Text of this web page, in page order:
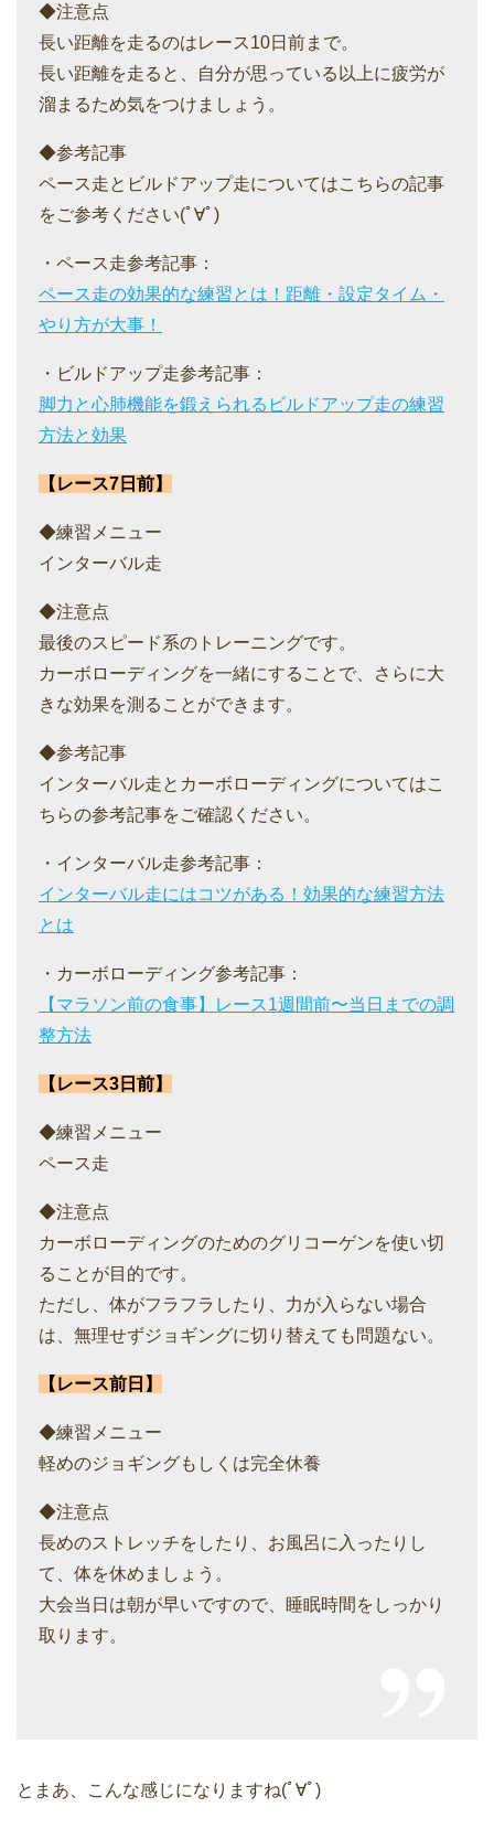
◆注意点
長い距離を走るのはレース10日前まで。
長い距離を走ると、自分が思っている以上に疲労が
溜まるため気をつけましょう。
◆参考記事
ペース走とビルドアップ走についてはこちらの記事
をご参考ください(ﾟ∀ﾟ)
・ペース走参考記事：
ペース走の効果的な練習とは！距離・設定タイム・
やり方が大事！
・ビルドアップ走参考記事：
脚力と心肺機能を鍛えられるビルドアップ走の練習
方法と効果
【レース7日前】
◆練習メニュー
インターバル走
◆注意点
最後のスピード系のトレーニングです。
カーボローディングを一緒にすることで、さらに大
きな効果を測ることができます。
◆参考記事
インターバル走とカーボローディングについてはこ
ちらの参考記事をご確認ください。
・インターバル走参考記事：
インターバル走にはコツがある！効果的な練習方法
とは
・カーボローディング参考記事：
【マラソン前の食事】レース1週間前〜当日までの調
整方法
【レース3日前】
◆練習メニュー
ペース走
◆注意点
カーボローディングのためのグリコーゲンを使い切
ることが目的です。
ただし、体がフラフラしたり、力が入らない場合
は、無理せずジョギングに切り替えても問題ない。
【レース前日】
◆練習メニュー
軽めのジョギングもしくは完全休養
◆注意点
長めのストレッチをしたり、お風呂に入ったりし
て、体を休めましょう。
大会当日は朝が早いですので、睡眠時間をしっかり
取ります。
とまあ、こんな感じになりますね(ﾟ∀ﾟ)